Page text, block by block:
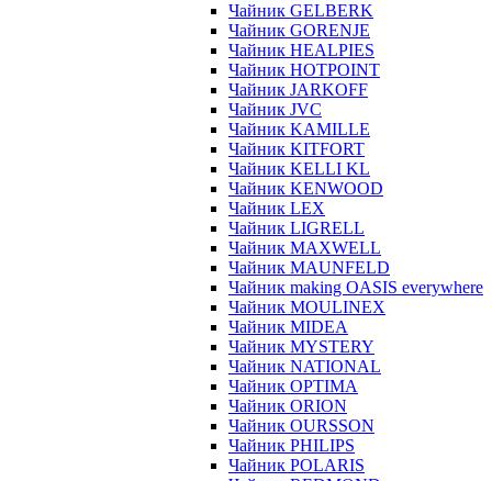
Чайник GELBERK
Чайник GORENJE
Чайник HEALPIES
Чайник HOTPOINT
Чайник JARKOFF
Чайник JVC
Чайник KAMILLE
Чайник KITFORT
Чайник KELLI KL
Чайник KENWOOD
Чайник LEX
Чайник LIGRELL
Чайник MAXWELL
Чайник MAUNFELD
Чайник making OASIS everywhere
Чайник MOULINEX
Чайник MIDEA
Чайник MYSTERY
Чайник NATIONAL
Чайник OPTIMA
Чайник ORION
Чайник OURSSON
Чайник PHILIPS
Чайник POLARIS